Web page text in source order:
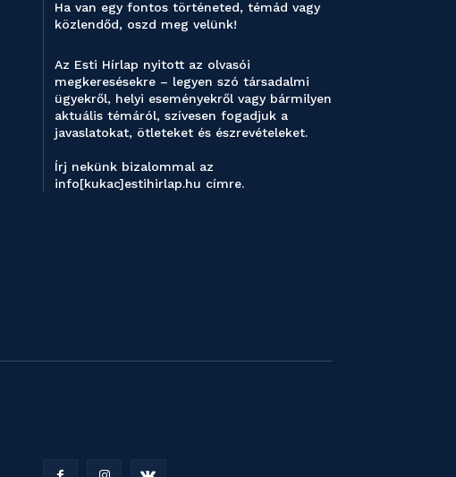
Ha van egy fontos történeted, témád vagy
közlendőd, oszd meg velünk!
Az Esti Hírlap nyitott az olvasói
megkeresésekre – legyen szó társadalmi
ügyekről, helyi eseményekről vagy bármilyen
aktuális témáról, szívesen fogadjuk a
javaslatokat, ötleteket és észrevételeket.
Írj nekünk bizalommal az
info[kukac]estihirlap.hu címre.